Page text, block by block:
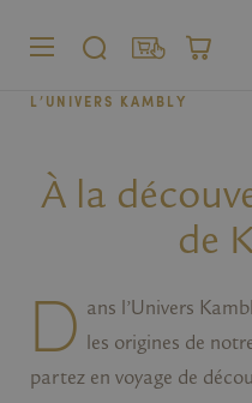
MENU CHERCHER
SHOP
Particulier
PANIER
L’UNIVERS KAMBLY
À la
de
D ans l’Univers
les origines de
partez en voyage de